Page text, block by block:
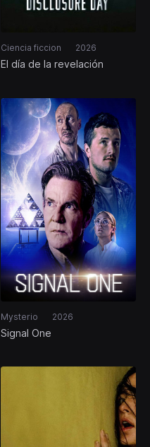
Ciencia ficcion 2026
El día de la revelación
Mysterio 2026
Signal One